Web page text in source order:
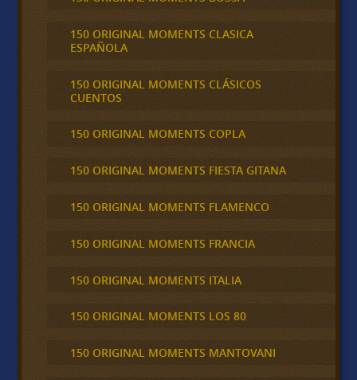
150 ORIGINAL MOMENTS CLASICA
ESPAÑOLA
150 ORIGINAL MOMENTS CLÁSICOS
CUENTOS
150 ORIGINAL MOMENTS COPLA
150 ORIGINAL MOMENTS FIESTA GITANA
150 ORIGINAL MOMENTS FLAMENCO
150 ORIGINAL MOMENTS FRANCIA
150 ORIGINAL MOMENTS ITALIA
150 ORIGINAL MOMENTS LOS 80
150 ORIGINAL MOMENTS MANTOVANI